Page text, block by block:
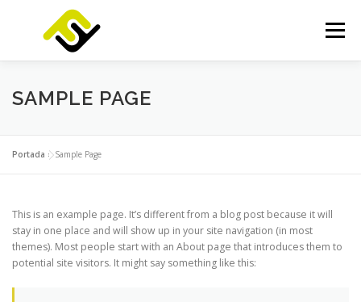
contenido
Menú
INICIO SERVICIOS
FOCUSLAB
NOTICIAS CONTACTO
SAMPLE PAGE
Portada »Sample Page
This is an example page. It’s different from a blog post because it will
stay in one place and will show up in your site navigation (in most
themes). Most people start with an About page that introduces them to
potential site visitors. It might say something like this: